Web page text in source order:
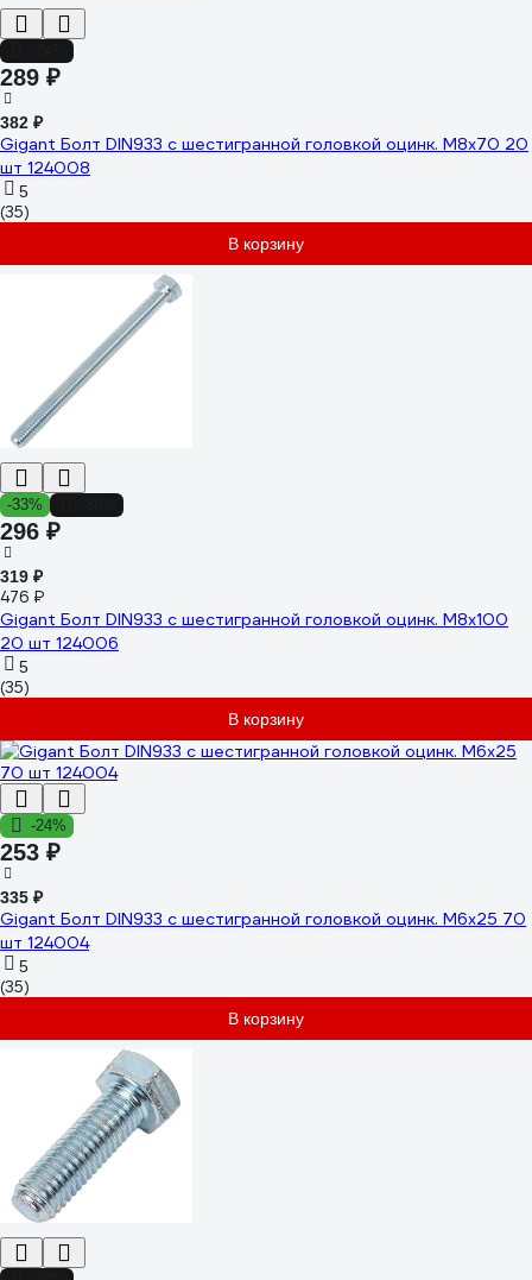
289 ₽
382 ₽
Gigant Болт DIN933 с шестигранной головкой оцинк. М8x70 20
шт 124008
5
(35)
В корзину
-33%
296 ₽
319 ₽
476 ₽
Gigant Болт DIN933 с шестигранной головкой оцинк. М8x100
20 шт 124006
5
(35)
В корзину
-24%
253 ₽
335 ₽
Gigant Болт DIN933 с шестигранной головкой оцинк. М6x25 70
шт 124004
5
(35)
В корзину